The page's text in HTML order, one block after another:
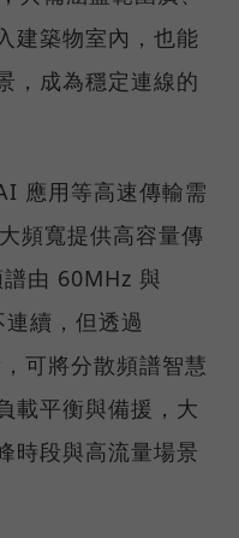
建築物室內，也能
，成為穩定連線的
應用等高速傳輸需
頻寬提供高容量傳
由 60MHz 與
續，但透過
可將分散頻譜智慧
載平衡與備援，大
時段與高流量場景